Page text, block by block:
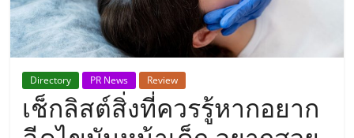
รวม
ธุรกิจ
เอ
Directory PR News Review
เช็กลิสต์สิ่งที่ควรรู้หากอยาก